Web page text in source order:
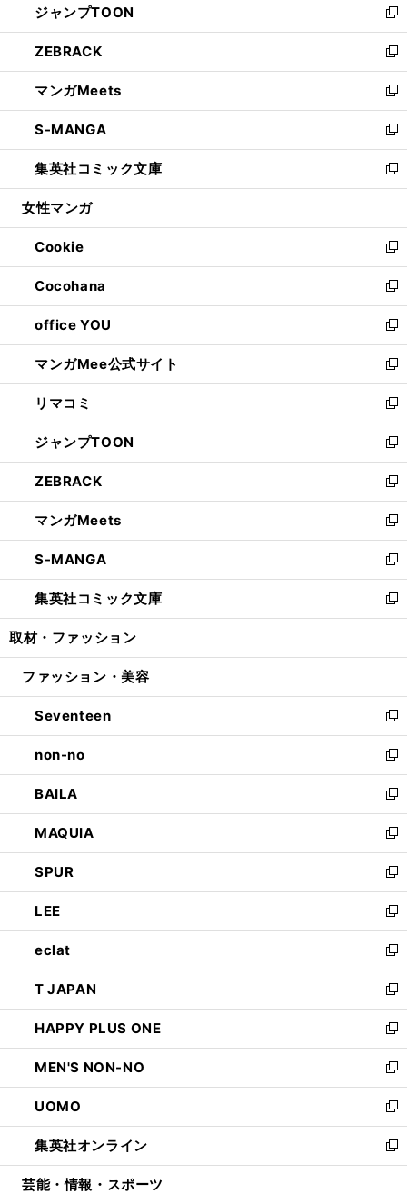
く
で
開
く
ド
ウ
で
開
く
ィ
ン
ド
ウ
で
開
く
い
ウ
ィ
ン
ド
ウ
で
開
く
ジャンプTOON
新
し
い
ウ
ィ
ン
ド
ウ
で
開
ZEBRACK
新
し
い
ウ
ィ
ン
ド
ウ
開
く
マンガMeets
新
し
い
ウ
ィ
ン
ウ
で
開
く
S-MANGA
新
し
い
ウ
ン
ド
ウ
で
開
く
集英社コミック文庫
新
し
ウ
ィ
ン
ド
ウ
で
開
く
女性マンガ
Cookie
新
し
い
ウ
ィ
ン
ド
ウ
で
開
く
Cocohana
新
し
い
ウ
ィ
ン
ド
ウ
で
開
く
office YOU
新
し
い
ウ
ィ
ン
ド
ウ
で
開
く
マンガMee公式サイト
新
し
い
ウ
ィ
ン
ド
ウ
で
開
く
リマコミ
新
し
い
ウ
ィ
ン
ド
ウ
で
開
く
ジャンプTOON
新
し
い
ウ
ィ
ン
ド
ウ
で
開
ZEBRACK
新
し
い
ウ
ィ
ン
ド
ウ
開
マンガMeets
新
し
い
ウ
ィ
ン
ウ
開
く
S-MANGA
新
し
い
ウ
ン
ウ
で
開
く
集英社コミック文庫
新
し
ウ
ン
ド
ウ
で
開
く
取材・ファッション
ファッション・美容
Seventeen
新
し
い
ウ
ィ
ン
ド
ウ
で
開
く
non-no
新
し
い
ウ
ィ
ン
ド
ウ
で
開
く
BAILA
新
し
い
ウ
ィ
ン
ド
ウ
で
開
く
MAQUIA
新
し
い
ウ
ィ
ン
ド
ウ
で
開
く
SPUR
新
し
い
ウ
ィ
ン
ド
ウ
で
開
く
LEE
新
し
い
ウ
ィ
ン
ド
ウ
で
開
く
eclat
新
し
い
ウ
ィ
ン
ド
ウ
で
開
く
T JAPAN
新
し
い
ウ
ィ
ン
ド
ウ
で
開
HAPPY PLUS ONE
新
し
い
ウ
ィ
ン
ド
ウ
MEN'S NON-NO
新
し
い
ウ
ィ
ン
UOMO
新
し
い
ウ
集英社オンライン
新
し
芸能・情報・スポーツ